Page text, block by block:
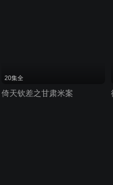
20集全
倚天钦差之甘肃米案